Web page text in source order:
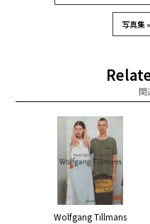
写真集
関
Wolfgang Tillmans